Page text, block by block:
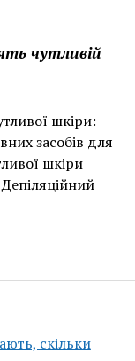
чутливій
шкіри:
засобів для
шкіри
скільки